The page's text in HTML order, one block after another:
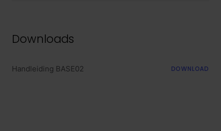
Downloads
Handleiding BASE02 DOWNLOAD